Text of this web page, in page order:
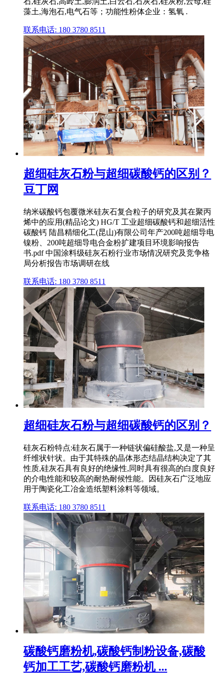
藻土,海泡石,电气石等；功能性粉体企业：氢氧 .
联系电话: 180 3780 8511
超细硅灰石粉与超细碳酸钙的区别？
豆丁网
纳米碳酸钙包覆微米硅灰石复合粒子的研究及其在聚丙
烯中的应用(精品论文) HG/T 工业超细碳酸钙和超细活性
碳酸钙 陆昌精细化工(昆山)有限公司年产200吨超细导电
镍粉、200吨超细导电合金粉扩建项目环境影响报告
书.pdf 中国涂料级硅灰石粉行业市场情况研究及竞争格
局分析报告市场调研在线
联系电话: 180 3780 8511
超细硅灰石粉与超细碳酸钙的区别？
硅灰石粉特点:硅灰石属于一种链状偏硅酸盐,又是一种呈
纤维状针状。由于其特殊的晶体形态结晶结构决定了其
性质,硅灰石具有良好的绝缘性,同时具有很高的白度良好
的介电性能和较高的耐热耐候性能。因硅灰石广泛地应
用于陶瓷化工冶金造纸塑料涂料等领域。
联系电话: 180 3780 8511
碳酸钙磨粉机,碳酸钙制粉设备,碳酸
钙加工工艺,碳酸钙磨粉机 ...